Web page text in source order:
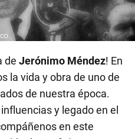
de Jerónimo Méndez! En
la vida y obra de uno de
de nuestra época.
y legado en el
en este